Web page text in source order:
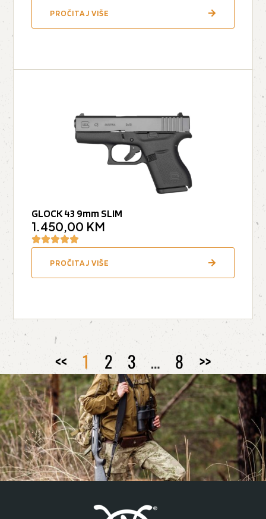
PROČITAJ VIŠE
GLOCK 43 9mm SLIM
1.450,00 KM
PROČITAJ VIŠE
<< 1 2 3 … 8 >>